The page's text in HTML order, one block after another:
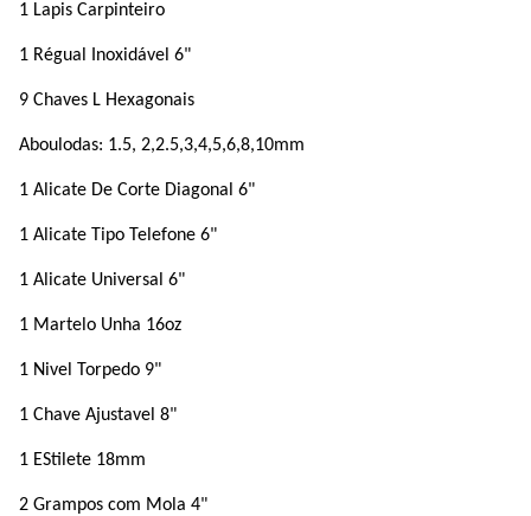
1 Lapis Carpinteiro
1 Régual Inoxidável 6"
9 Chaves L Hexagonais
Aboulodas: 1.5, 2,2.5,3,4,5,6,8,10mm
1 Alicate De Corte Diagonal 6"
1 Alicate Tipo Telefone 6"
1 Alicate Universal 6"
1 Martelo Unha 16oz
1 Nivel Torpedo 9"
1 Chave Ajustavel 8"
1 EStilete 18mm
2 Grampos com Mola 4"